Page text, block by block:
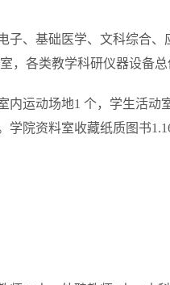
子、基础医学、文科综合
，各类教学科研仪器设备
内运动场地1 个，学生活
学院资料室收藏纸质图书